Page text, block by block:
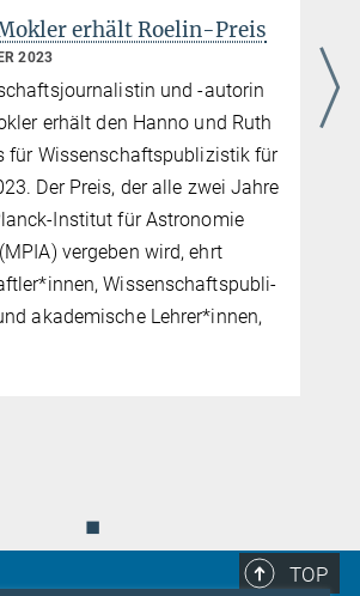
Science Media Service, Mitarbeiter Presse-
6221 528-134
erhält Roelin-Preis
2023
und -autorin
erhält den Hanno und Ruth
für Wissen­schaftspublizistik für
Der Preis, der alle zwei Jahre
Institut für Astro­nomie
vergeben wird, ehrt
Wissen­schafts­publi­
akademische Lehrer*innen,
◼
TOP